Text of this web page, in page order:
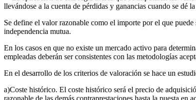
llevándose a la cuenta de pérdidas y ganancias cuando se dé
Se define el valor razonable como el importe por el que
independencia mutua.
En los casos en que no existe un mercado activo para
empleadas deberán ser consistentes con las metodologías
En el desarrollo de los criterios de valoración se hace un
a)Coste histórico. El coste histórico será el precio de
razonable de las demás contraprestaciones hasta la puesta en